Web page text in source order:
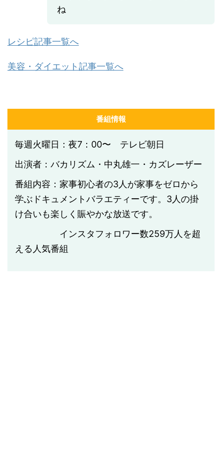
ね
レシピ記事一覧へ
美容・ダイエット記事一覧へ
番組情報
毎週火曜日：夜7：00〜 テレビ朝日
出演者：バカリズム・中丸雄一・カズレーザー
番組内容：家事初心者の3人が家事をゼロから
学ぶドキュメントバラエティーです。3人の掛
け合いも楽しく賑やかな放送です。
インスタフォロワー数259万人を超
える人気番組